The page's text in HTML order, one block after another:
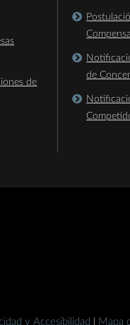
de
de
y Accesibilidad Mapa